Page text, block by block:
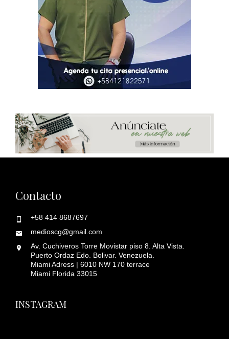
Contacto
+58 414 8687697
medioscg@gmail.com
Av. Cuchiveros Torre Movistar piso 8. Alta Vista.
Puerto Ordaz Edo. Bolivar. Venezuela.
Miami Adress | 6010 NW 170 terrace
Miami Florida 33015
INSTAGRAM